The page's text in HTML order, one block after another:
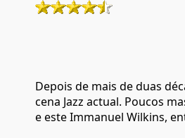
Depois de mais de duas
cena Jazz actual. Poucos
e este Immanuel Wilkins,